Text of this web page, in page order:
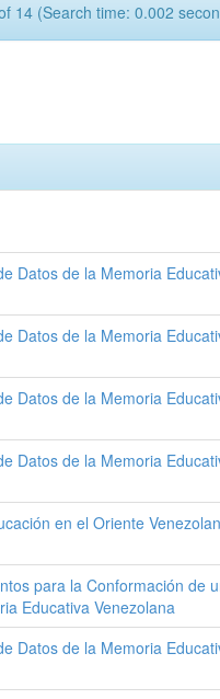
14 (Search time: 0.002
Datos de la Memoria
Datos de la Memoria
Datos de la Memoria
Datos de la Memoria
en el Oriente
para la Conformación de
Educativa Venezolana
Datos de la Memoria